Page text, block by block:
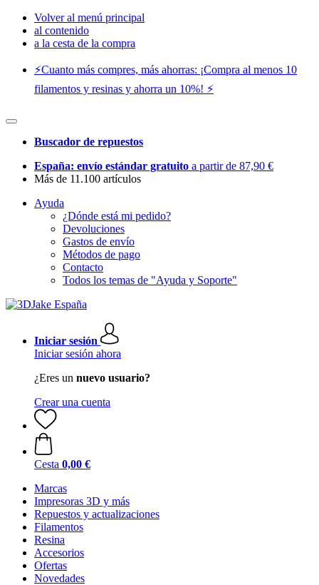
Volver al menú principal
al contenido
a la cesta de la compra
⚡️Cuanto más compres, más ahorras: ¡Compra al menos 10
filamentos y resinas y ahorra un 10%! ⚡️
Buscador de repuestos
España: envío estándar gratuito a partir de 87,90 €
Más de 11.100 artículos
Ayuda
¿Dónde está mi pedido?
Devoluciones
Gastos de envío
Métodos de pago
Contacto
Todos los temas de "Ayuda y Soporte"
Iniciar sesión
Iniciar sesión ahora
¿Eres un nuevo usuario?
Crear una cuenta
Cesta 0,00 €
Marcas
Impresoras 3D y más
Repuestos y actualizaciones
Filamentos
Resina
Accesorios
Ofertas
Novedades